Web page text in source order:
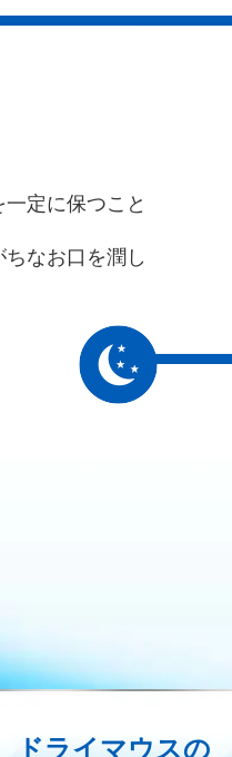
定に保つこと
なお口を潤し
ドライマウスの